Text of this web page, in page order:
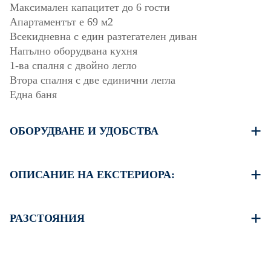
Максимален капацитет до 6 гости
Апартаментът е 69 м2
Всекидневна с един разтегателен диван
Напълно оборудвана кухня
1-ва спалня с двойно легло
Втора спалня с две единични легла
Една баня
ОБОРУДВАНЕ И УДОБСТВА
Телевизор с плосък екран
Почистване веднъж при напускане
ОПИСАНИЕ НА ЕКСТЕРИОРА:
РАЗСТОЯНИЯ